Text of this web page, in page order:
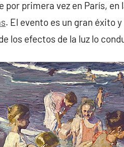
por primera vez en París,
. El evento es un gran éxito
los efectos de la luz lo